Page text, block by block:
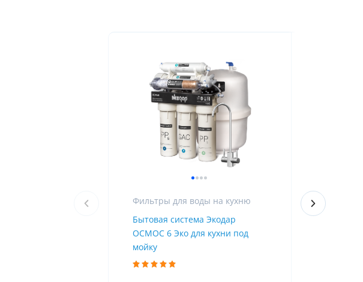
Фильтры для воды на кухню
Бытовая система Экодар
ОСМОС 6 Эко для кухни под
мойку
Фильтры